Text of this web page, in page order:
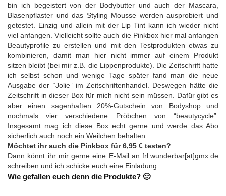
bin ich begeistert von der Bodybutter und auch der Mascara,
Blasenpflaster und das Styling Mousse werden ausprobiert und
getestet. Einzig und allein mit der Lip Tint kann ich wieder nicht
viel anfangen. Vielleicht sollte auch die Pinkbox hier mal anfangen
Beautyprofile zu erstellen und mit den Testprodukten etwas zu
kombinieren, damit man hier nicht immer auf einem Produkt
sitzen bleibt (bei mir z.B. die Lippenprodukte). Die Zeitschrift hatte
ich selbst schon und wenige Tage später fand man die neue
Ausgabe der “Jolie” im Zeitschriftenhandel. Deswegen hätte die
Zeitschrift in dieser Box für mich nicht sein müssen. Dafür gibt es
aber einen sagenhaften 20%-Gutschein von Bodyshop und
nochmals vier verschiedene Pröbchen von “beautycycle”.
Insgesamt mag ich diese Box echt gerne und werde das Abo
sicherlich auch noch ein Weilchen behalten.
Möchtet ihr auch die Pinkbox für 6,95 € testen?
Dann könnt ihr mir gerne eine E-Mail an frl.wunderbar[at]gmx.de
schreiben und ich schicke euch eine Einladung.
Wie gefallen euch denn die Produkte? 🙂